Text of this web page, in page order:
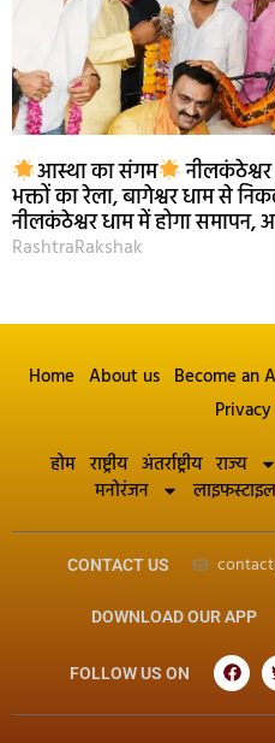
आस्था का संगम
भक्तों का रेला, बागेश्वर धाम से
नीलकंठेश्वर धाम में होगा
RashtraRakshak
Home About us Become an
होम राष्ट्रीय अंतर्राष्ट्रीय राज्य
मनोरंजन
लाइफस्टाइल
CONTACT US
DOWNLOAD OUR APP
FOLLOW US ON